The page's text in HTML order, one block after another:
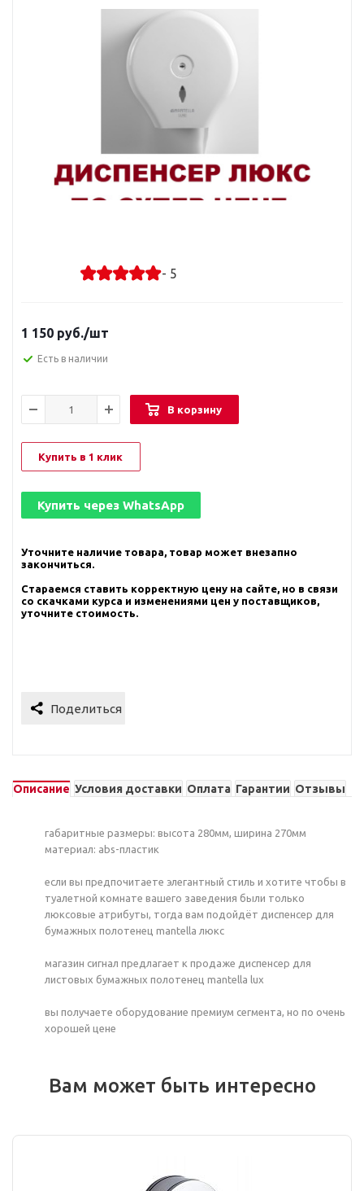
- 5
1 150 руб./шт
Есть в наличии
В корзину
Купить в 1 клик
Купить через WhatsApp
Уточните наличие товара, товар может внезапно
закончиться.
Стараемся ставить корректную цену на сайте, но в связи
со скачками курса и изменениями цен у поставщиков,
уточните стоимость.
Описание Условия доставки Оплата Гарантии Отзывы
габаритные размеры: высота 280мм, ширина 270мм
материал: abs-пластик
если вы предпочитаете элегантный стиль и хотите чтобы в
туалетной комнате вашего заведения были только
люксовые атрибуты, тогда вам подойдёт диспенсер для
бумажных полотенец mantella люкс
магазин сигнал предлагает к продаже диспенсер для
листовых бумажных полотенец mantella lux
вы получаете оборудование премиум сегмента, но по очень
хорошей цене
Вам может быть интересно